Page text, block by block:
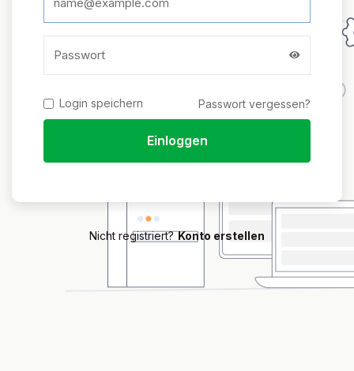
Login speichern Passwort vergessen?
Einloggen
Nicht registriert? Konto erstellen